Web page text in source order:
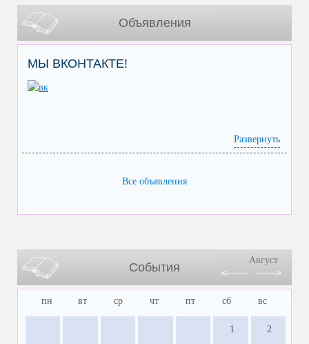
Объявления
МЫ ВКОНТАКТЕ!
Развернуть
Все объявления
События
Август
пн вт ср чт пт сб вс
1 2